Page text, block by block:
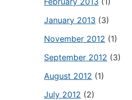
January 2013 (3)
November 2012 (1)
September 2012 (3)
August 2012 (1)
July 2012 (2)